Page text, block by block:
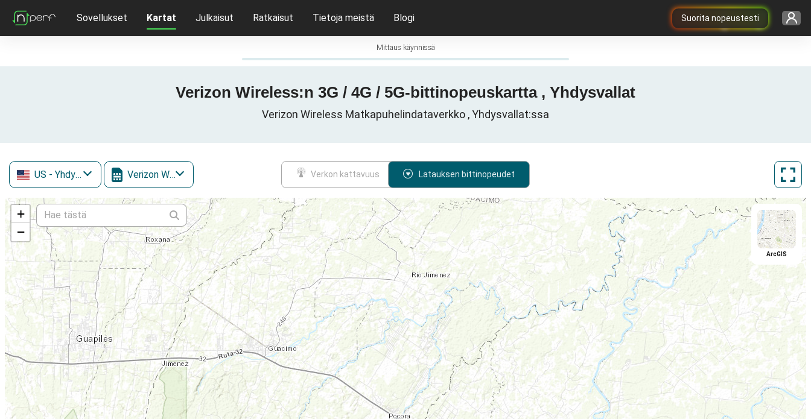
Suorita nopeustesti
Sovellukset Kartat Julkaisut Ratkaisut Tietoja meistä Blogi
Mittaus käynnissä
Verizon Wireless:n 3G / 4G / 5G-bittinopeuskartta , Yhdysvallat
Verizon Wireless Matkapuhelindataverkko , Yhdysvallat:ssa
US - Yhdysvallat Verizon Wireless Verkon kattavuus Latauksen bittinopeudet
+
−
ArcGIS